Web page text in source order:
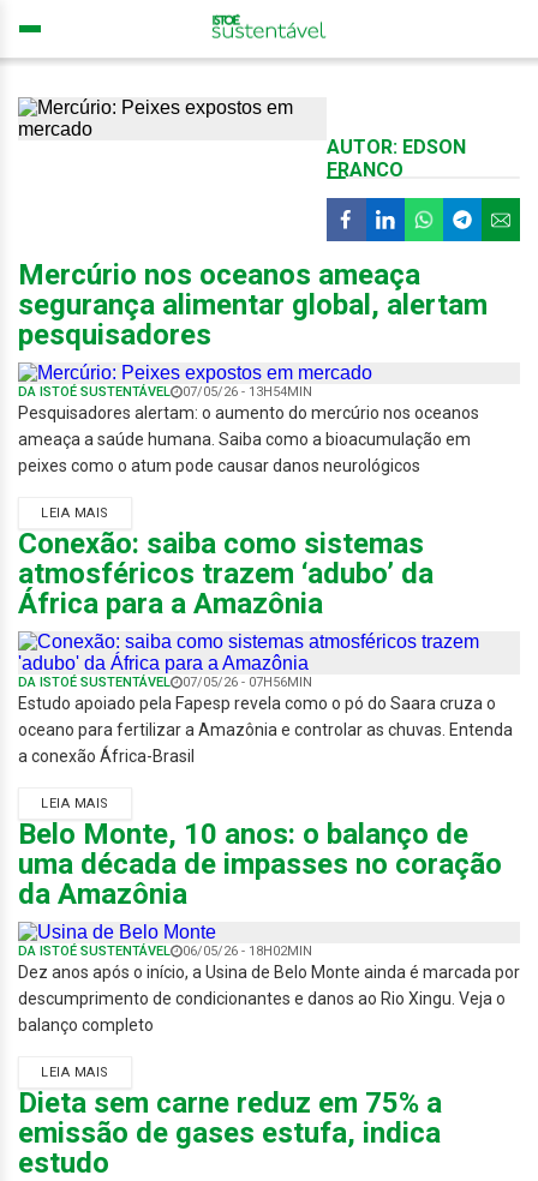
AUTOR: EDSON
FRANCO
Mercúrio nos oceanos ameaça
segurança alimentar global, alertam
pesquisadores
DA ISTOÉ SUSTENTÁVEL 07/05/26 - 13H54MIN
Pesquisadores alertam: o aumento do mercúrio nos oceanos
ameaça a saúde humana. Saiba como a bioacumulação em
peixes como o atum pode causar danos neurológicos
LEIA MAIS
Conexão: saiba como sistemas
atmosféricos trazem ‘adubo’ da
África para a Amazônia
DA ISTOÉ SUSTENTÁVEL 07/05/26 - 07H56MIN
Estudo apoiado pela Fapesp revela como o pó do Saara cruza o
oceano para fertilizar a Amazônia e controlar as chuvas. Entenda
a conexão África-Brasil
LEIA MAIS
Belo Monte, 10 anos: o balanço de
uma década de impasses no coração
da Amazônia
DA ISTOÉ SUSTENTÁVEL 06/05/26 - 18H02MIN
Dez anos após o início, a Usina de Belo Monte ainda é marcada por
descumprimento de condicionantes e danos ao Rio Xingu. Veja o
balanço completo
LEIA MAIS
Dieta sem carne reduz em 75% a
emissão de gases estufa, indica
estudo